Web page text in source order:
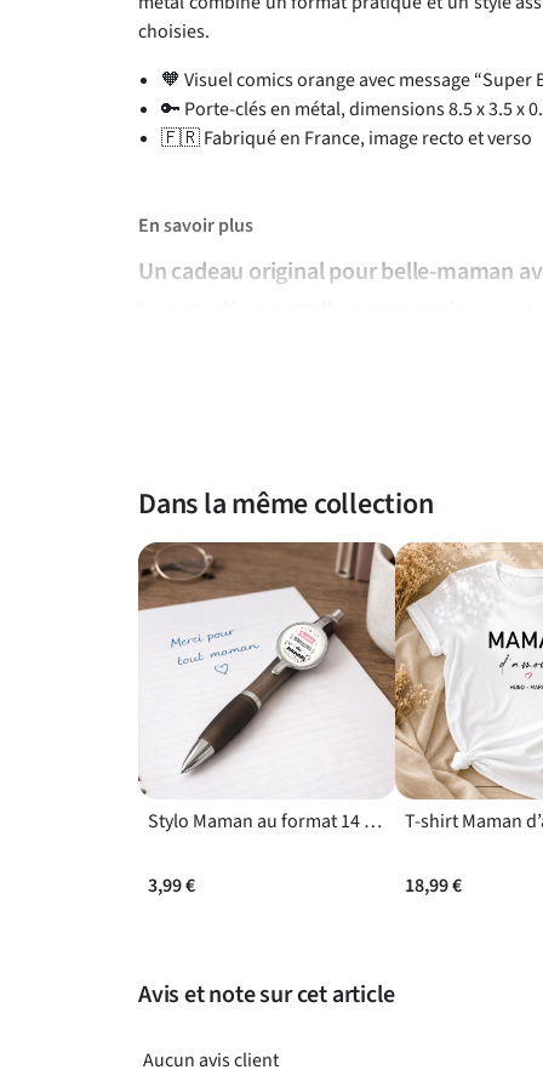
choisies.
🧡 Visuel comics orange avec message “Super
🔑 Porte-clés en métal, dimensions 8.5 x 3.5 x
🇫🇷 Fabriqué en France, image recto et verso
En savoir plus
Un cadeau original pour belle-maman
regard. Sa forme allongée et son anneau
ou à une pochette, tout en gardant un message
Ce porte-clés en métal est une petite attention
profiter du message quel que soit le côté
quotidien sans être encombrant. Pour
faire plaisir aux mamans.
Un accessoire fabriqué en France, utile et facile à
Fabriqué en France par Angora, ce porte-clés
comics coloré change des accessoires plus
petit cadeau idéale pour une femme adulte, à
pour montrer votre affection avec un objet du
Dans la même collection
Stylo Maman au format 14 cm avec prise en main ergonomique
3,99 € 18,99 €
Avis et note sur cet article
Aucun avis client